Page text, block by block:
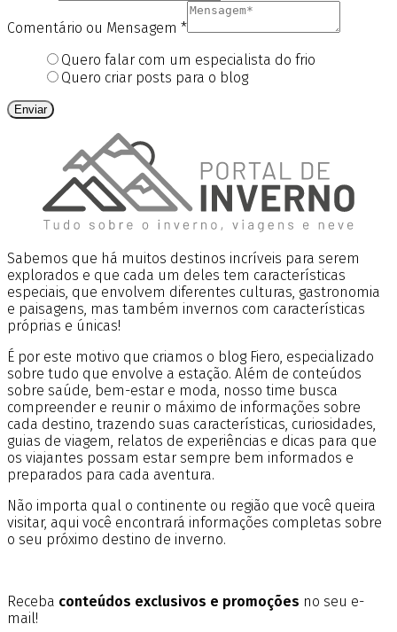
Comentário ou Mensagem *
Quero falar com um especialista do frio
Quero criar posts para o blog
Enviar
Sabemos que há muitos destinos incríveis para serem
explorados e que cada um deles tem características
especiais, que envolvem diferentes culturas, gastronomia
e paisagens, mas também invernos com características
próprias e únicas!
É por este motivo que criamos o blog Fiero, especializado
sobre tudo que envolve a estação. Além de conteúdos
sobre saúde, bem-estar e moda, nosso time busca
compreender e reunir o máximo de informações sobre
cada destino, trazendo suas características, curiosidades,
guias de viagem, relatos de experiências e dicas para que
os viajantes possam estar sempre bem informados e
preparados para cada aventura.
Não importa qual o continente ou região que você queira
visitar, aqui você encontrará informações completas sobre
o seu próximo destino de inverno.
Receba conteúdos exclusivos e promoções no seu e-
mail!